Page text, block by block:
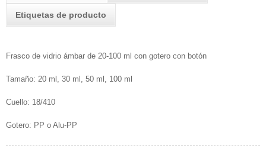
Etiquetas de producto
Frasco de vidrio ámbar de 20-100 ml con gotero con botón
Tamaño: 20 ml, 30 ml, 50 ml, 100 ml
Cuello: 18/410
Gotero: PP o Alu-PP